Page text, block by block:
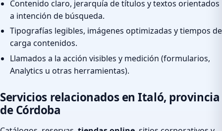
Contenido claro, jerarquía de títulos y textos orientados
a intención de búsqueda.
Tipografías legibles, imágenes optimizadas y tiempos de
carga contenidos.
Llamados a la acción visibles y medición (formularios,
Analytics u otras herramientas).
Servicios relacionados en Italó, provincia
de Córdoba